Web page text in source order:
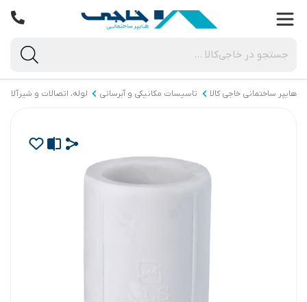
هایپر ساختمانی خاجی‌ کالا تاسیسات مکانیکی و آبرسانی لوله، اتصالات و شیرآلات